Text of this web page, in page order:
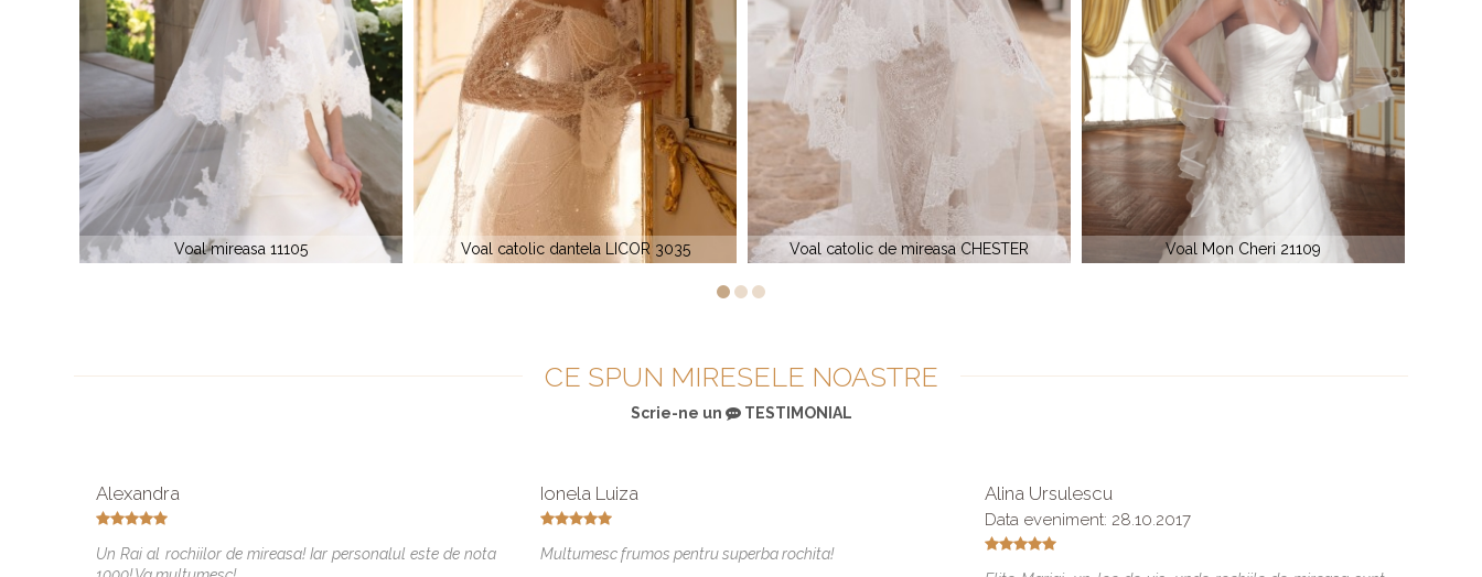
Voal catolic dantela LICOR 3035 Voal catolic de mireasa CHESTER Voal Mon Cheri 21109 Voal mireasa 11102
CE SPUN MIRESELE NOASTRE
Scrie-ne un TESTIMONIAL
Alexandra
Un Rai al rochiilor de mireasa! Iar personalul este de nota
Ionela Luiza
Multumesc frumos pentru superba rochita!
Alina Ursulescu
Data eveniment: 28.10.2017